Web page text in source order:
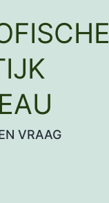
VRAAG